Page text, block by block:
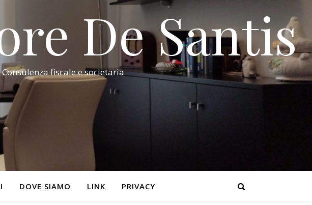
De Santis
fiscale e societaria
DOVE SIAMO LINK PRIVACY